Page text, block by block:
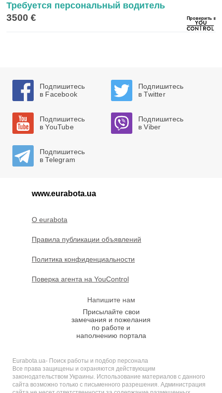
Требуется персональный водитель
3500 €
Подпишитесь
в Facebook
Подпишитесь
в Twitter
Подпишитесь
в YouTube
Подпишитесь
в Viber
Подпишитесь
в Telegram
www.eurabota.ua
O eurabota
Правила публикации объявлений
Политика конфиденциальности
Поверка агента на YouControl
Напишите нам
Присылайте свои
замечания и пожелания
по работе и
наполнению портала
Eurabota.ua- Поиск работы и подбор персонала
Все права защищены и охраняются действующим
законодательством Украины. Использование материалов с данного
сайта возможно только с письменного разрешения. Администрация